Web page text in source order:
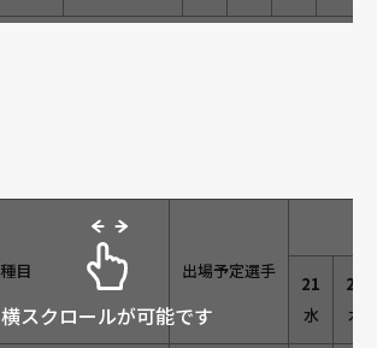
種目 出場予定選手
21
水
22
木
横スクロールが可能です